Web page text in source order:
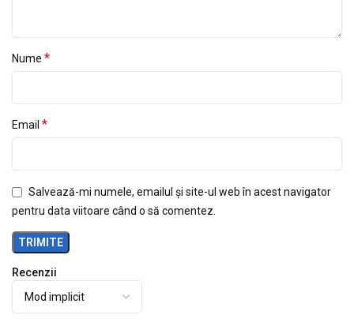
Recenzii
Nume *
Email *
Salvează-mi numele, emailul și site-ul web în acest navigator
pentru data viitoare când o să comentez.